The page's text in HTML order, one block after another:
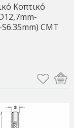
Κοπτικό
CMT